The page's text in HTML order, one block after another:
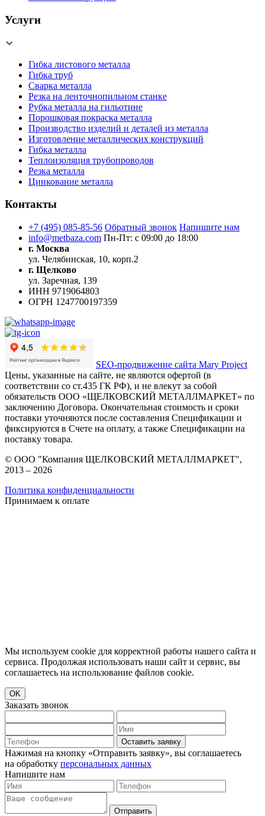
Услуги
Гибка листового металла
Гибка труб
Сварка металла
Резка на ленточнопильном станке
Рубка металла на гильотине
Порошковая покраска металла
Производство изделий и деталей из металла
Изготовление металлических конструкций
Гибка металла
Теплоизоляция трубопроводов
Резка металла
Цинкование металла
Контакты
+7 (495) 085-85-56 Обратный звонок Напишите нам
info@metbaza.com Пн-Пт: с 09:00 до 18:00
г. Москва
ул. Челябинская, 10, корп.2
г. Щелково
ул. Заречная, 139
ИНН 9719064803
ОГРН 1247700197359
SEO-продвижение сайта Mary Project
Цены, указанные на сайте, не являются офертой (в
соответствии со ст.435 ГК РФ), и не влекут за собой
обязательств ООО «ЩЕЛКОВСКИЙ МЕТАЛЛМАРКЕТ» по
заключению Договора. Окончательная стоимость и сроки
поставки уточняются после составления Спецификации и
фиксируются в Счете на оплату, а также Спецификации на
поставку товара.
© ООО "Компания ЩЕЛКОВСКИЙ МЕТАЛЛМАРКЕТ",
2013 – 2026
Политика конфиденциальности
Принимаем к оплате
Мы используем cookie для корректной работы нашего сайта и
сервиса. Продолжая использовать наши сайт и сервис, вы
соглашаетесь на использование файлов cookie.
OK
Заказать звонок
Оставить заявку
Нажимая на кнопку «Отправить заявку», вы соглашаетесь
на обработку персональных данных
Напишите нам
Отправить